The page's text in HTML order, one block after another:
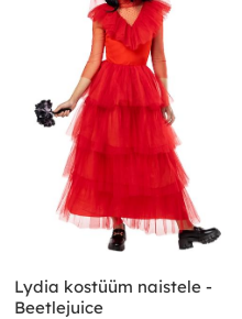
Lydia kostüüm naistele -
Beetlejuice